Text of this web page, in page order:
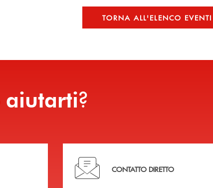
TORNA ALL'ELENCO EVENTI
aiutarti?
Hai bisogno di assistenza immediata?
CONTATTO DIRETTO